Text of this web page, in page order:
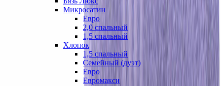
Микросатин
Евро
2,0 спальный
1,5 спальный
Хлопок
1,5 спальный
Семейный (дуэт)
Евро
Евромакси